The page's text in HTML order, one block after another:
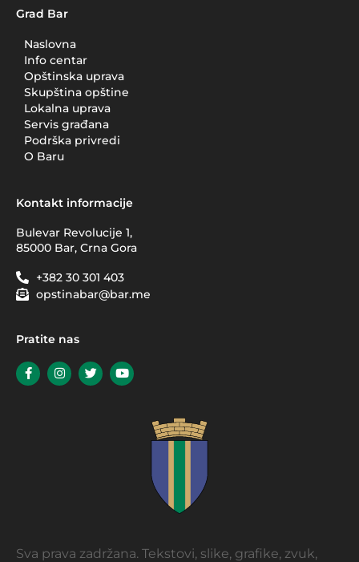
Grad Bar
Naslovna
Info centar
Opštinska uprava
Skupština opštine
Lokalna uprava
Servis građana
Podrška privredi
O Baru
Kontakt informacije
Bulevar Revolucije 1,
85000 Bar, Crna Gora
+382 30 301 403
opstinabar@bar.me
Pratite nas
Sva prava zadržana. Tekstovi, slike, grafike, zvuk,